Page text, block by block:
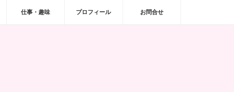
仕事・趣味 プロフィール お問合せ